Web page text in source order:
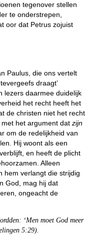
tegenover stellen
te onderstrepen,
oor dat Petrus zojuist
Paulus, die ons vertelt
draagt’
lezers daarmee duidelijk
het recht heeft het
de christen niet het recht
het argument dat zijn
om de redelijkheid van
Hij woont als een
en heeft de plicht
Alleen
hem verlangt die strijdig
God, mag hij dat
ongeacht de
‘Men moet God meer
5:29).